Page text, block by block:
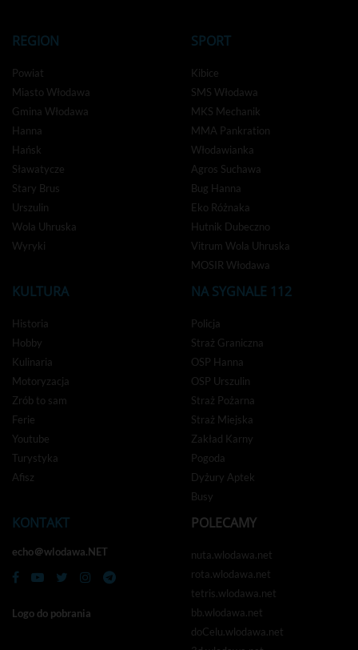
REGION
Powiat
Miasto Włodawa
Gmina Włodawa
Hanna
Hańsk
Sławatycze
Stary Brus
Urszulin
Wola Uhruska
Wyryki
SPORT
Kibice
SMS Włodawa
MKS Mechanik
MMA Pankration
Włodawianka
Agros Suchawa
Bug Hanna
Eko Różnaka
Hutnik Dubeczno
Vitrum Wola Uhruska
MOSIR Włodawa
KULTURA
Historia
Hobby
Kulinaria
Motoryzacja
Zrób to sam
Ferie
Youtube
Turystyka
Afisz
NA SYGNALE 112
Policja
Straż Graniczna
OSP Hanna
OSP Urszulin
Straż Pożarna
Straż Miejska
Zakład Karny
Pogoda
Dyżury Aptek
Busy
KONTAKT
echo＠wlodawa.NET
Logo do pobrania
POLECAMY
nuta.wlodawa.net
rota.wlodawa.net
tetris.wlodawa.net
bb.wlodawa.net
doCelu.wlodawa.net